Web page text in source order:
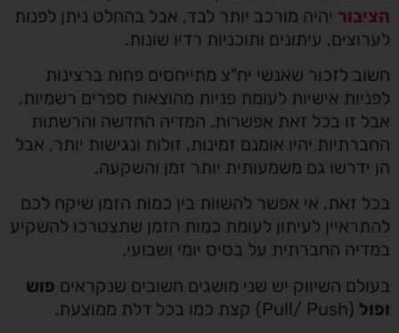
הציבור יהיה מורכב יותר לבד, אבל בהחלט ניתן לפנות
לערוצים, עיתונים ותוכניות רדיו שונות.
חשוב לזכור שאנשי יח"צ מתייחסים פחות ברצינות
לפניות אישיות לעומת פניות מהוצאות ספרים רשמיות,
אבל זו בכל זאת אפשרות. המדיה החדשה והרשתות
החברתיות יהיו אומנם זמינות, זולות ונגישות יותר, אבל
הן ידרשו גם משמעותית יותר זמן והשקעה.
בכל זאת, אי אפשר להשוות בין כמות הזמן שיקח לכם
להתראיין לעיתון לעומת כמות הזמן שתצטרכו להשקיע
במדיה החברתית על בסיס יומי ושבועי.
בעולם השיווק יש שני מושגים חשובים שנקראים פוש
ופול (Pull/ Push) קצת כמו בכל דלת ממוצעת.